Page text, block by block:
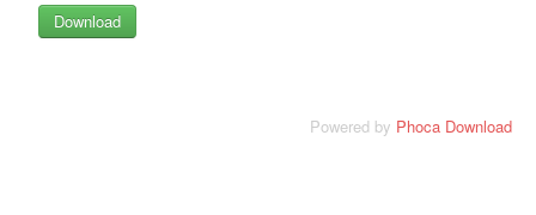
Powered by Phoca Download